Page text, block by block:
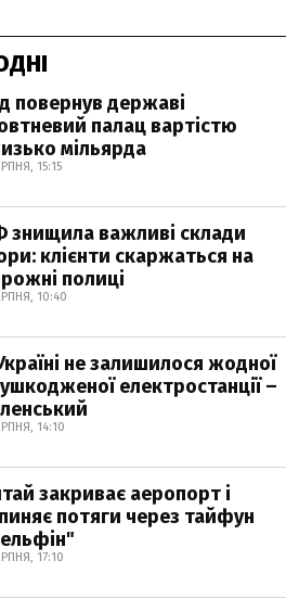
повернув державі
палац вартістю
мільярда
15:15
знищила важливі склади
клієнти скаржаться на
полиці
10:40
не залишилося жодної
електростанції –
14:10
закриває аеропорт і
потяги через тайфун
17:10